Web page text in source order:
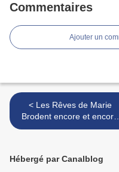
Commentaires
Ajouter un
< Les Rêves de Marie
Brodent encore et encore
..............01 45 67 64 77
Hébergé par Canalblog